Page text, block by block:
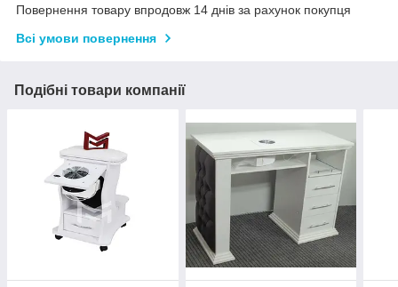
Повернення товару впродовж 14 днів за рахунок покупця
Всі умови повернення
Подібні товари компанії